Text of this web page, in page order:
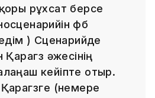
рұхсат берсе
фб
) Сценарийде
әжесінің
кейіпте отыр.
(немере